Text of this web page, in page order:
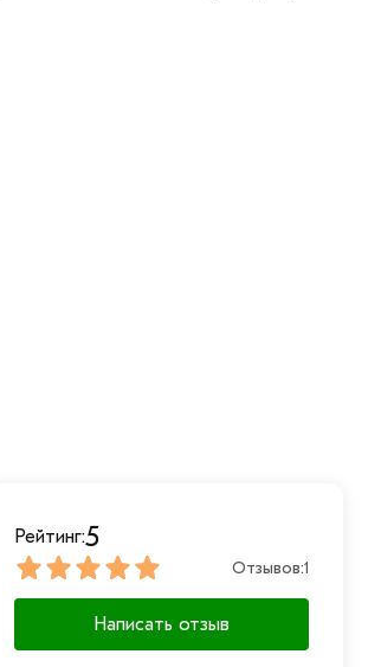
Рейтинг:5
Отзывов:1
Написать отзыв